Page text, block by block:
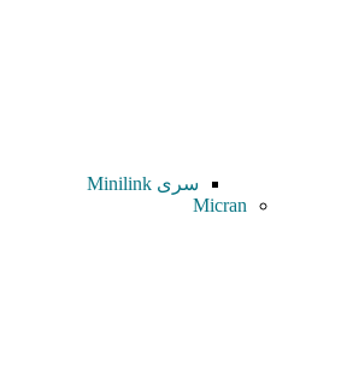
سری Minilink
Micran